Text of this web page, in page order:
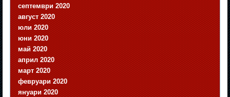
септември 2020
август 2020
юли 2020
юни 2020
май 2020
април 2020
март 2020
февруари 2020
януари 2020